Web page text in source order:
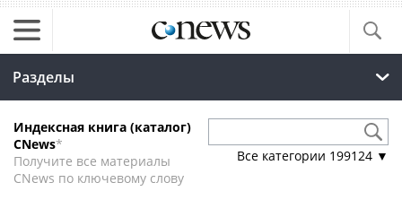
Разделы
Индексная книга (каталог)
CNews*
Получите все материалы
CNews по ключевому слову
Все категории 199124 ▼